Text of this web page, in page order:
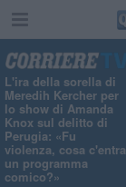
L'ira della sorella di
Meredih Kercher per
lo show di Amanda
Knox sul delitto di
Perugia: «Fu
violenza, cosa c'entra
un programma
comico?»